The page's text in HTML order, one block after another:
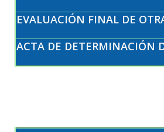
EVALUACIÓN FINAL DE
ACTA DE DETERMINACIÓN